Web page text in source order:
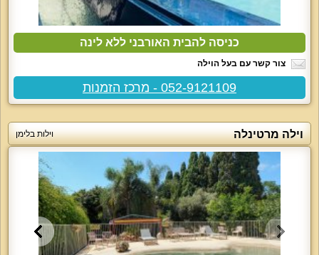
כניסה להבית האורבני ללא לינה
צור קשר עם בעל הוילה
052-9121109 - מרכז הזמנות
וילה מרטינלה וילות בלימן